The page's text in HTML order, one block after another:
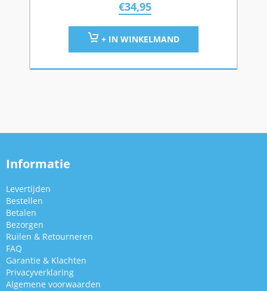
€34,95
+ IN WINKELMAND
Informatie
Levertijden
Bestellen
Betalen
Bezorgen
Ruilen & Retourneren
FAQ
Garantie & Klachten
Privacyverklaring
Algemene voorwaarden